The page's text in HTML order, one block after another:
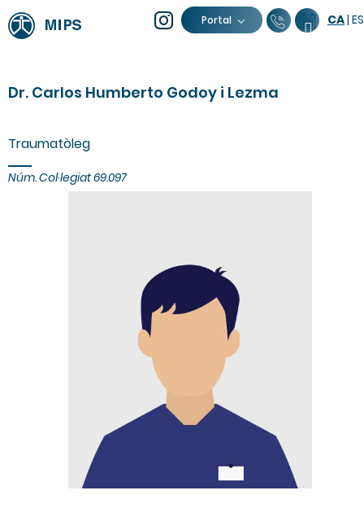
Portal 93 805 04
CA| ES
Dr. Carlos Humberto Godoy i Lezma
Traumatòleg
Núm. Col·legiat 69.097